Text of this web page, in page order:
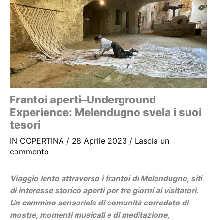
Frantoi aperti–Underground
Experience: Melendugno svela i suoi
tesori
IN COPERTINA / 28 Aprile 2023 / Lascia un
commento
Viaggio lento attraverso i frantoi di Melendugno, siti
di interesse storico aperti per tre giorni ai visitatori.
Un cammino sensoriale di comunità corredato di
mostre, momenti musicali e di meditazione,